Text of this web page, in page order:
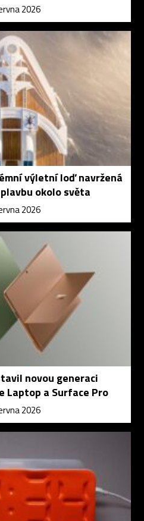
2026
výletní loď navržená
okolo světa
2026
novou generaci
Laptop a Surface Pro
2026